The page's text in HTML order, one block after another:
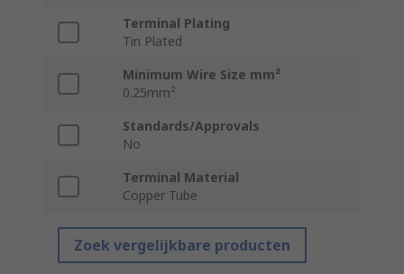
Terminal Plating
Tin Plated
Minimum Wire Size mm²
0.25mm²
Standards/Approvals
No
Terminal Material
Copper Tube
Zoek vergelijkbare producten